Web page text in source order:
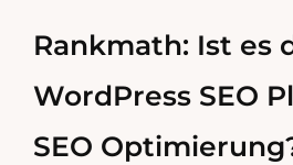
Rankmath: Ist es
WordPress SEO
SEO